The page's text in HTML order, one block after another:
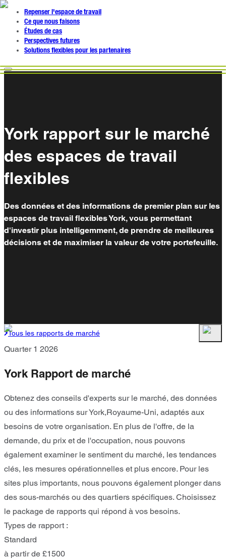
Repenser l'espace de travail
Ce que nous faisons
Études de cas
Perspectives futures
Solutions flexibles pour les partenaires
York rapport sur le marché
des espaces de travail
flexibles
Des données et des informations de premier plan sur les
espaces de travail flexibles York, vous permettant
d'investir plus intelligemment, de prendre de meilleures
décisions et de maximiser la valeur de votre portefeuille.
Tous les rapports de marché
Quarter 1 2026
York Rapport de marché
Obtenez des conseils d'experts sur le marché, des données
ou des informations sur York,Royaume-Uni, adaptés aux
besoins de votre organisation. En plus de l'offre, de la
demande, du prix et de l'occupation, nous pouvons
également examiner le sentiment du marché, les tendances
clés, les mesures opérationnelles et plus encore. Pour les
sites plus importants, nous pouvons également plonger dans
des sous-marchés ou des quartiers spécifiques. Choisissez
le package de rapports qui répond à vos besoins.
Types de rapport :
Standard
à partir de £1500